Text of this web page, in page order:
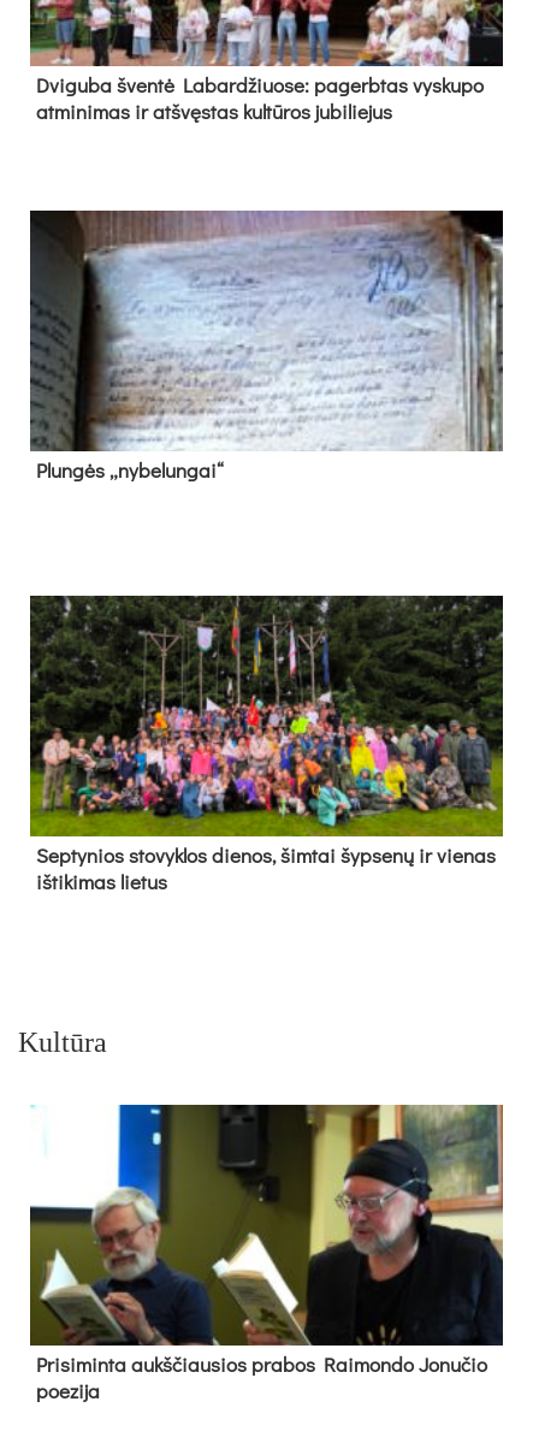
Dvi­gu­ba šven­tė La­bar­džiuo­se: pa­gerb­tas vys­ku­po
at­mi­ni­mas ir at­švęs­tas kul­tū­ros ju­bi­lie­jus
Plun­gės „ny­be­lun­gai“
Sep­ty­nios sto­vyk­los die­nos, šim­tai šyp­se­nų ir vie­nas
iš­ti­ki­mas lie­tus
Kultūra
Pri­si­min­ta aukš­čiau­sios pra­bos Rai­mon­do Jo­nu­čio
poe­zi­ja